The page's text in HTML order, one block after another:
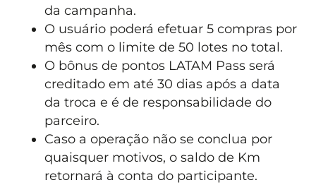
da campanha.
O usuário poderá efetuar 5 compras por
mês com o limite de 50 lotes no total.
O bônus de pontos LATAM Pass será
creditado em até 30 dias após a data
da troca e é de responsabilidade do
parceiro.
Caso a operação não se conclua por
quaisquer motivos, o saldo de Km
retornará à conta do participante.